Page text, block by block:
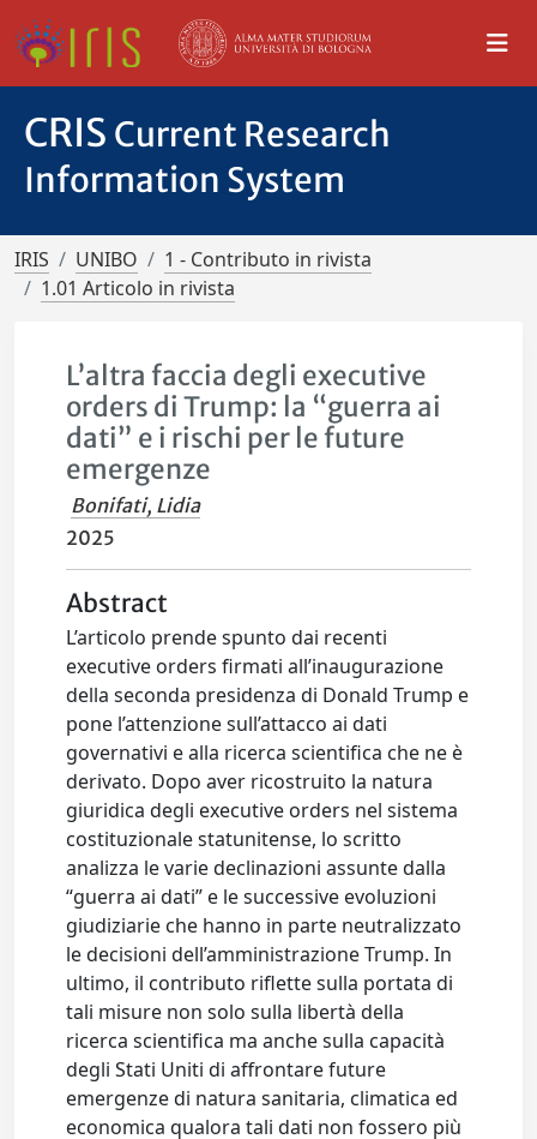
CRIS Current Research
Information System
IRIS UNIBO
1 - Contributo in rivista
1.01 Articolo in rivista
L’altra faccia degli executive
orders di Trump: la “guerra ai
dati” e i rischi per le future
emergenze
Bonifati, Lidia
2025
Abstract
L’articolo prende spunto dai recenti
executive orders firmati all’inaugurazione
della seconda presidenza di Donald Trump e
pone l’attenzione sull’attacco ai dati
governativi e alla ricerca scientifica che ne è
derivato. Dopo aver ricostruito la natura
giuridica degli executive orders nel sistema
costituzionale statunitense, lo scritto
analizza le varie declinazioni assunte dalla
“guerra ai dati” e le successive evoluzioni
giudiziarie che hanno in parte neutralizzato
le decisioni dell’amministrazione Trump. In
ultimo, il contributo riflette sulla portata di
tali misure non solo sulla libertà della
ricerca scientifica ma anche sulla capacità
degli Stati Uniti di affrontare future
emergenze di natura sanitaria, climatica ed
economica qualora tali dati non fossero più